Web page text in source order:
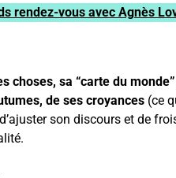
rendez-vous avec Agnès
sa “carte du
de ses croyances(ce
son discours et de